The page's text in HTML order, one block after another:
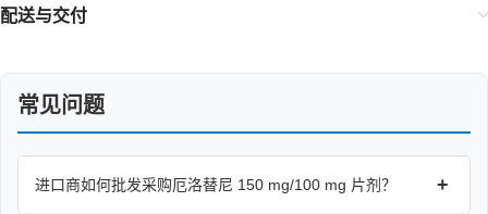
配送与交付
常见问题
进口商如何批发采购厄洛替尼 150 mg/100 mg 片剂？ +